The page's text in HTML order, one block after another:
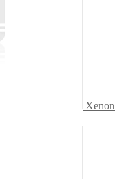
Xenon